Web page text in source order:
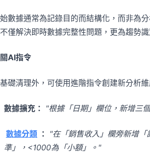
數據通常為記錄目的而結構化，而非為分
僅解決即時數據完整性問題，更為趨勢
AI指令
礎清理外，可使用進階指令創建新分析維
數據擴充： "根據「日期」欄位，新增三
數據分類 ： "在「銷售收入」欄旁新增
準」，<1000為「小額」。"